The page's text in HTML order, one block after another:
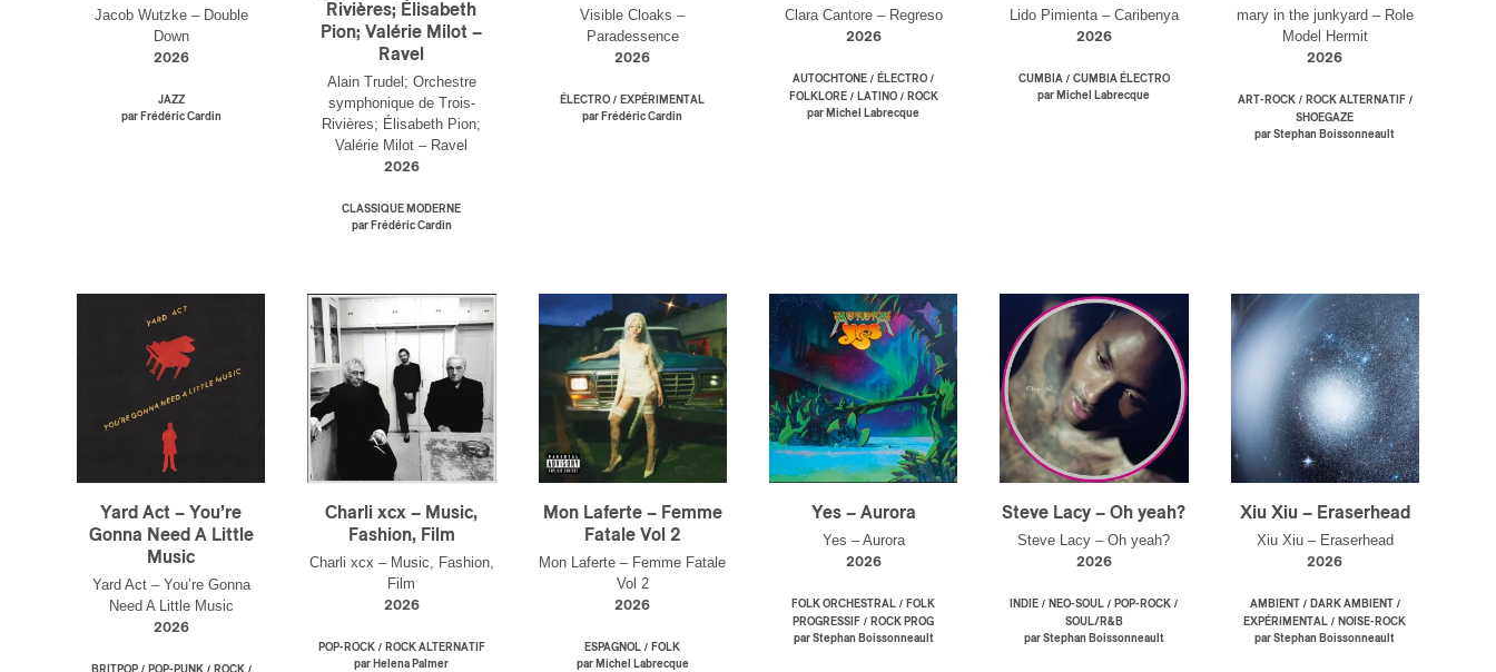
Jacob Wutzke – Double
Down
2026
JAZZ
par Frédéric Cardin
Rivières; Élisabeth
Pion; Valérie Milot –
Ravel
Alain Trudel; Orchestre
symphonique de Trois-
Rivières; Élisabeth Pion;
Valérie Milot – Ravel
2026
CLASSIQUE MODERNE
par Frédéric Cardin
Visible Cloaks –
Paradessence
2026
ÉLECTRO / EXPÉRIMENTAL
par Frédéric Cardin
Clara Cantore – Regreso
2026
AUTOCHTONE / ÉLECTRO /
FOLKLORE/ LATINO/ ROCK
par Michel Labrecque
Lido Pimienta – Caribenya
2026
CUMBIA/ CUMBIA ÉLECTRO
par Michel Labrecque
mary in the junkyard – Role
Model Hermit
2026
ART-ROCK/ ROCK ALTERNATIF/
SHOEGAZE
par Stephan Boissonneault
Yard Act – You’re
Gonna Need A Little
Music
Yard Act – You’re Gonna
Need A Little Music
2026
BRITPOP/ POP-PUNK/ ROCK/
Charli xcx – Music,
Fashion, Film
Charli xcx – Music, Fashion,
Film
2026
POP-ROCK/ ROCK ALTERNATIF
par Helena Palmer
Mon Laferte – Femme
Fatale Vol 2
Mon Laferte – Femme Fatale
Vol 2
2026
ESPAGNOL / FOLK
par Michel Labrecque
Yes – Aurora
Yes – Aurora
2026
FOLK ORCHESTRAL / FOLK
PROGRESSIF / ROCK PROG
par Stephan Boissonneault
Steve Lacy – Oh yeah?
Steve Lacy – Oh yeah?
2026
INDIE / NEO-SOUL / POP-ROCK /
SOUL/R&B
par Stephan Boissonneault
Xiu Xiu – Eraserhead
Xiu Xiu – Eraserhead
2026
AMBIENT/ DARK AMBIENT/
EXPÉRIMENTAL / NOISE-ROCK
par Stephan Boissonneault